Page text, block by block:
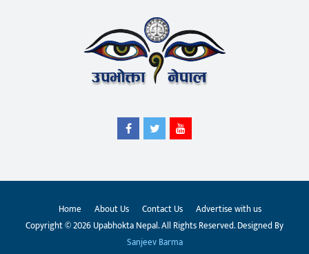
Home About Us Contact Us
Advertise with us
Copyright © 2026 Upabhokta Nepal. All Rights Reserved. Designed By
Sanjeev Barma